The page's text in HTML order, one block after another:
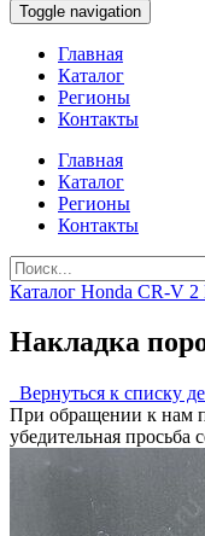
Toggle navigation
Главная
Каталог
Регионы
Контакты
Главная
Каталог
Регионы
Контакты
Каталог Honda CR-V 2
Накладка
Вернуться к списку
При обращении к нам
убедительная просьба